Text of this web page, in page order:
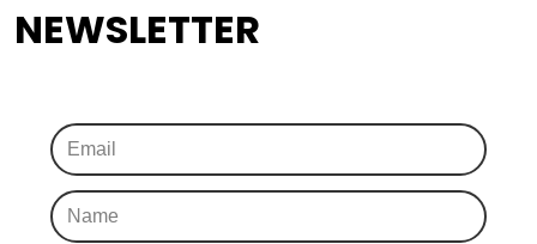
NEWSLETTER